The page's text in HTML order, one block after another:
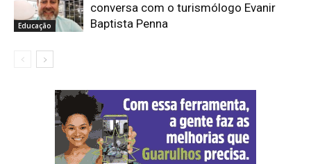
Educação
conversa com o turismólogo Evanir
Baptista Penna